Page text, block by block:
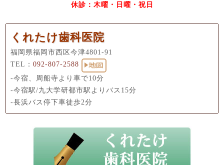
休診：木曜・日曜・祝日
くれたけ歯科医院
福岡県福岡市西区今津4801-91
TEL： 092-807-2588
-今宿、周船寺より車で10分
-今宿駅/九大学研都市駅よりバス15分
-長浜バス停下車徒歩2分